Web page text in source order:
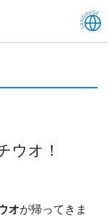
ウオ！
オが帰ってきま